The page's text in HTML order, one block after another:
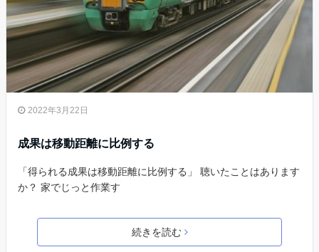
2022年3月22日
成果は移動距離に比例する
「得られる成果は移動距離に比例する」 聴いたことはあります
か？ 家でじっと作業す
続きを読む